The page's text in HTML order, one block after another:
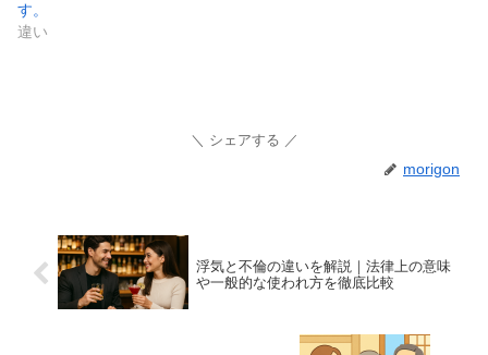
す。
違い
シェアする
morigon
浮気と不倫の違いを解説｜法律上の意味
や一般的な使われ方を徹底比較